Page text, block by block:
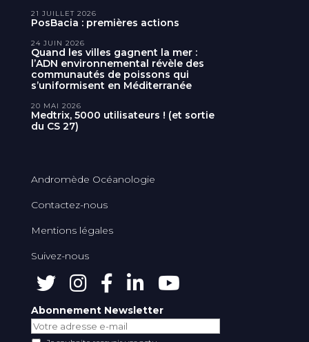
PosBacia : premières actions
21 JUILLET 2026
Quand les villes gagnent la mer :
l’ADN environnemental révèle des
communautés de poissons qui
s’uniformisent en Méditerranée
24 JUIN 2026
Medtrix, 5000 utilisateurs ! (et sortie
du CS 27)
20 MAI 2026
Andromède Océanologie
Contactez-nous
Mentions légales
Suivez-nous
Abonnement Newsletter